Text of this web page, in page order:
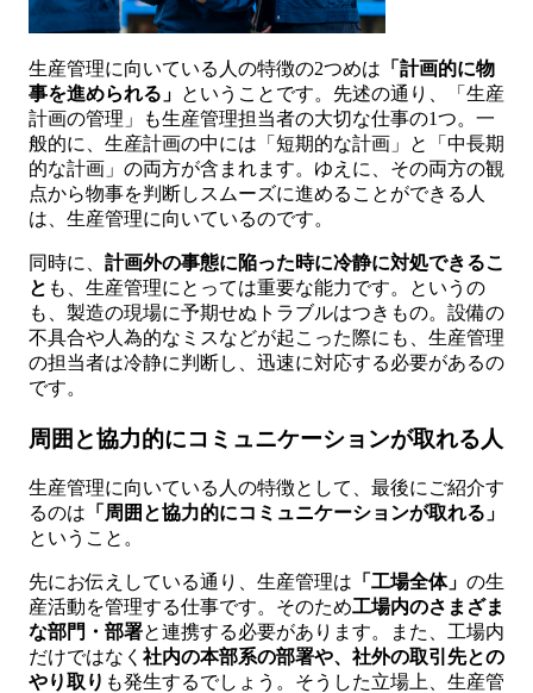
生産管理に向いている人の特徴の2つめは 「計画的に物
事を進められる」 ということです。先述の通り、「生産
計画の管理」も生産管理担当者の大切な仕事の1つ。一
般的に、生産計画の中には「短期的な計画」と「中長期
的な計画」の両方が含まれます。ゆえに、その両方の観
点から物事を判断しスムーズに進めることができる人
は、生産管理に向いているのです。
同時に、 計画外の事態に陥った時に冷静に対処できるこ
と も、生産管理にとっては重要な能力です。というの
も、製造の現場に予期せぬトラブルはつきもの。設備の
不具合や人為的なミスなどが起こった際にも、生産管理
の担当者は冷静に判断し、迅速に対応する必要があるの
です。
周囲と協力的にコミュニケーションが取れる人
生産管理に向いている人の特徴として、最後にご紹介す
るのは 「周囲と協力的にコミュニケーションが取れる」
ということ。
先にお伝えしている通り、生産管理は 「工場全体」 の生
産活動を管理する仕事です。そのため工場内のさまざま
な部門・部署と連携する必要があります。また、工場内
だけではなく 社内の本部系の部署や、社外の取引先との
やり取り も発生するでしょう。そうした立場上、生産管